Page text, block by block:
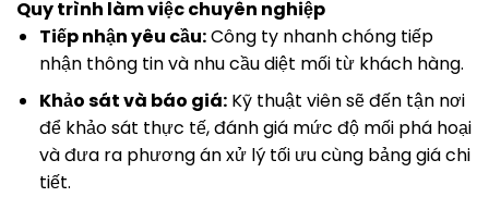
Quy trình làm việc chuyên nghiệp
Tiếp nhận yêu cầu:Công ty nhanh chóng tiếp
nhận thông tin và nhu cầu diệt mối từ khách hàng.
Khảo sát và báo giá:Kỹ thuật viên sẽ đến tận nơi
để khảo sát thực tế, đánh giá mức độ mối phá hoại
và đưa ra phương án xử lý tối ưu cùng bảng giá chi
tiết.